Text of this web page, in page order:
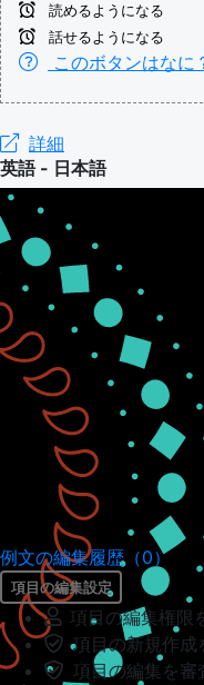
読めるようになる
話せるようになる
このボタンはなに
詳細
英語 - 日本語
例文の編集履歴（0）
項目の編集設定
項目の編集権
項目の新規作成
項目の編集を審